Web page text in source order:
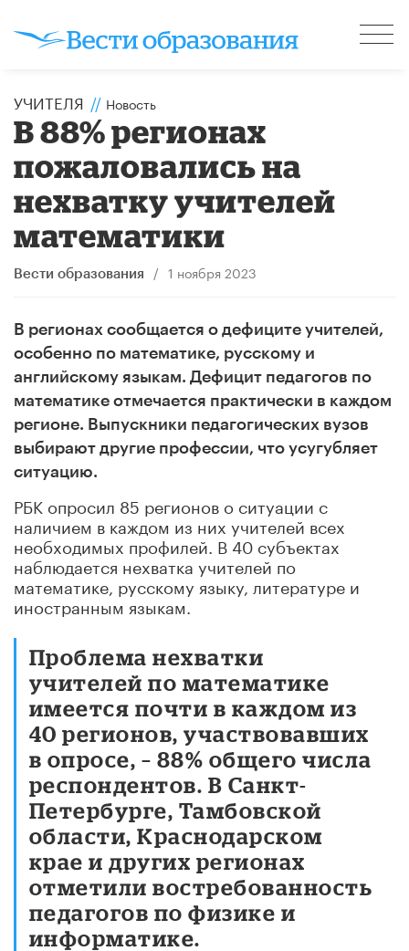
УЧИТЕЛЯ // Новость
В 88% регионах
пожаловались на
нехватку учителей
математики
Вести образования / 1 ноября 2023
В регионах сообщается о дефиците учителей,
особенно по математике, русскому и
английскому языкам. Дефицит педагогов по
математике отмечается практически в каждом
регионе. Выпускники педагогических вузов
выбирают другие профессии, что усугубляет
ситуацию.
РБК опросил 85 регионов о ситуации с
наличием в каждом из них учителей всех
необходимых профилей. В 40 субъектах
наблюдается нехватка учителей по
математике, русскому языку, литературе и
иностранным языкам.
Проблема нехватки
учителей по математике
имеется почти в каждом из
40 регионов, участвовавших
в опросе, – 88% общего числа
респондентов. В Санкт-
Петербурге, Тамбовской
области, Краснодарском
крае и других регионах
отметили востребованность
педагогов по физике и
информатике.